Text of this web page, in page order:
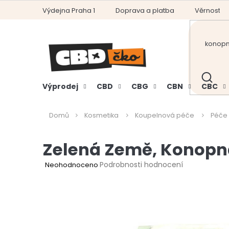
Výdejna Praha 1 Doprava a platba Věrnostní
HLEDAT
Výprodej CBD CBG CBN CBC
Domů Kosmetika Koupelnová péče
Zelená Země,
Průměrné
Neohodnoceno Podrobnosti hodnocení